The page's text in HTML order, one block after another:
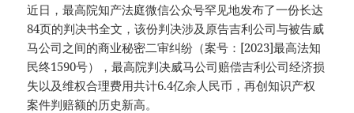
近日，最高院知产法庭微信公众号罕见地发布了一份长达
84页的判决书全文，该份判决涉及原告吉利公司与被告威
马公司之间的商业秘密二审纠纷（案号：[2023]最高法知
民终1590号），最高院判决威马公司赔偿吉利公司经济损
失以及维权合理费用共计6.4亿余人民币，再创知识产权
案件判赔额的历史新高。